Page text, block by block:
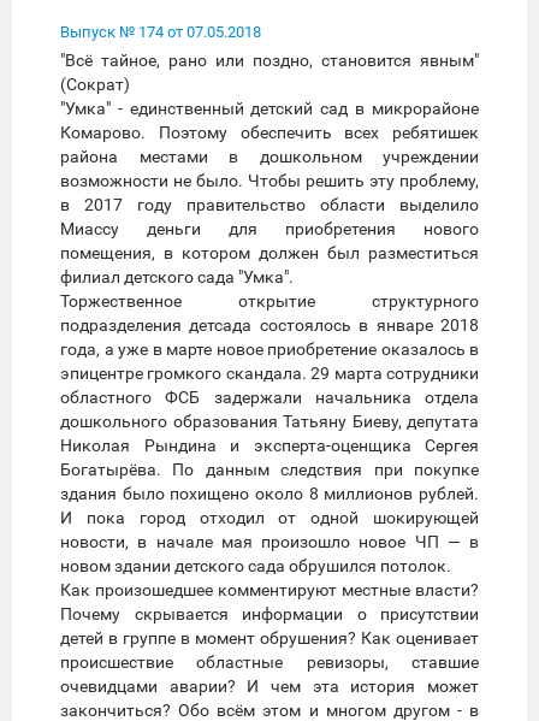
Выпуск № 174 от 07.05.2018
"Всё тайное, рано или поздно, становится явным"
(Сократ)
"Умка" - единственный детский сад в микрорайоне
Комарово. Поэтому обеспечить всех ребятишек
района местами в дошкольном учреждении
возможности не было. Чтобы решить эту проблему,
в 2017 году правительство области выделило
Миассу деньги для приобретения нового
помещения, в котором должен был разместиться
филиал детского сада "Умка".
Торжественное открытие структурного
подразделения детсада состоялось в январе 2018
года, а уже в марте новое приобретение оказалось в
эпицентре громкого скандала. 29 марта сотрудники
областного ФСБ задержали начальника отдела
дошкольного образования Татьяну Биеву, депутата
Николая Рындина и эксперта-оценщика Сергея
Богатырёва. По данным следствия при покупке
здания было похищено около 8 миллионов рублей.
И пока город отходил от одной шокирующей
новости, в начале мая произошло новое ЧП — в
новом здании детского сада обрушился потолок.
Как произошедшее комментируют местные власти?
Почему скрывается информации о присутствии
детей в группе в момент обрушения? Как оценивает
происшествие областные ревизоры, ставшие
очевидцами аварии? И чем эта история может
закончиться? Обо всём этом и многом другом - в